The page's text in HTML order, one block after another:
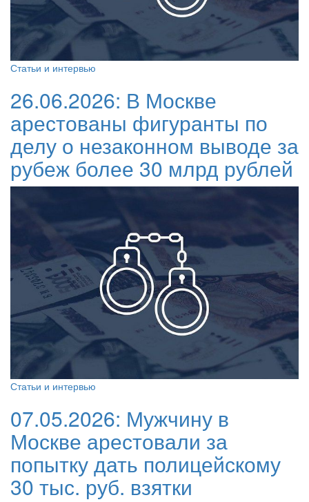
Статьи и интервью
26.06.2026: В Москве
арестованы фигуранты по
делу о незаконном выводе за
рубеж более 30 млрд рублей
Статьи и интервью
07.05.2026: Мужчину в
Москве арестовали за
попытку дать полицейскому
30 тыс. руб. взятки